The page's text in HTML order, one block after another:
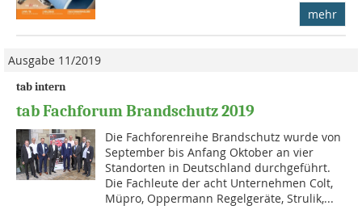
mehr
Ausgabe 11/2019
tab intern
tab Fachforum Brandschutz 2019
Die Fachforenreihe Brandschutz wurde von
September bis Anfang Oktober an vier
Standorten in Deutschland durchgeführt.
Die Fachleute der acht Unternehmen Colt,
Müpro, Oppermann Regelgeräte, Strulik,...